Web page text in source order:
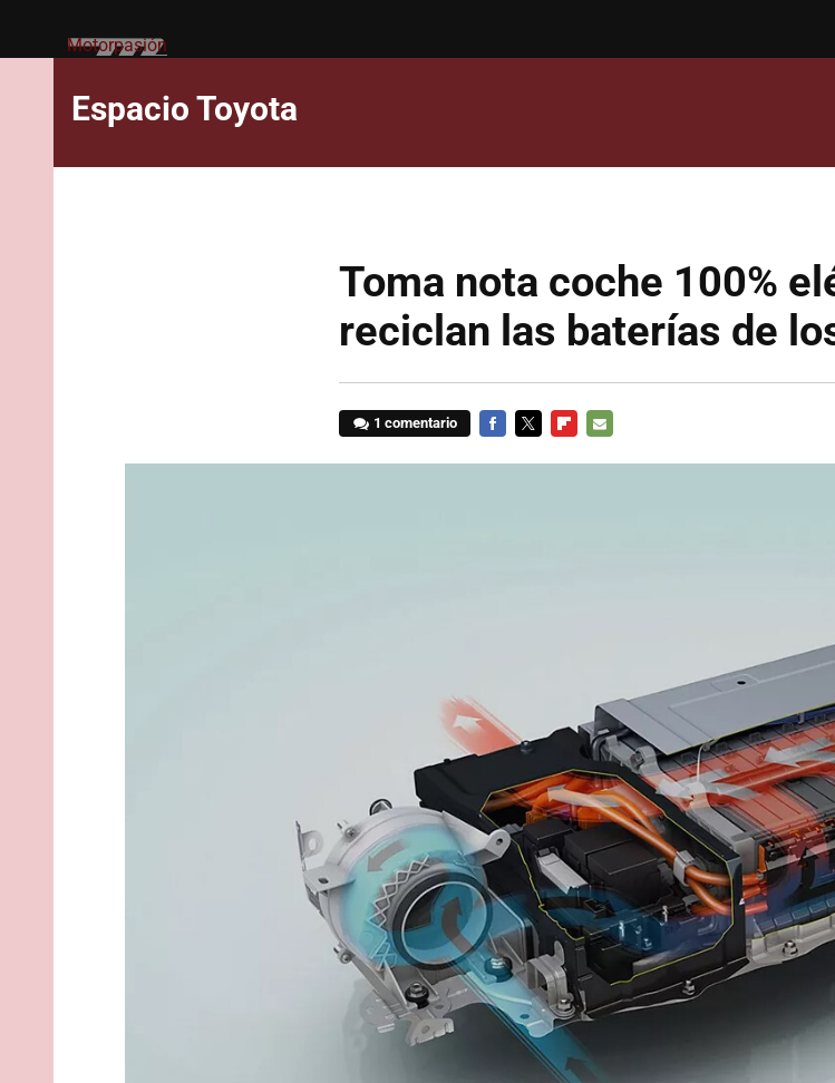
Motorpasión
Espacio Toyota
Toma nota coche 100%
reciclan las baterías de
1 comentario